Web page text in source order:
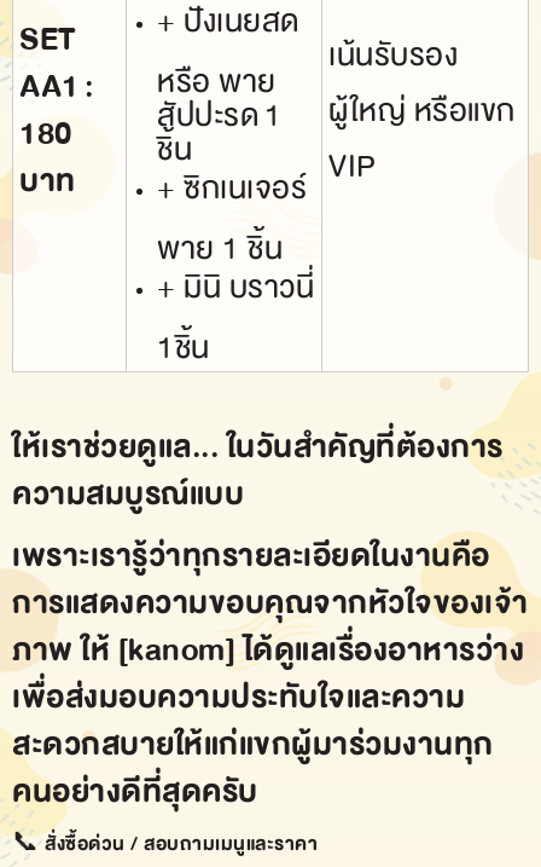
SET
AA1 :
180
บาท
+ ปังเนยสด
หรือ พาย
สัปปะรด 1
ชิ้น
+ ซิกเนเจอร์
พาย 1 ชิ้น
+ มินิ บราวนี่
1ชิ้น
เน้นรับรอง
ผู้ใหญ่ หรือแขก
VIP
ให้เราช่วยดูแล... ในวันสำคัญที่ต้องการ
ความสมบูรณ์แบบ
เพราะเรารู้ว่าทุกรายละเอียดในงานคือ
การแสดงความขอบคุณจากหัวใจของเจ้า
ภาพ ให้ [kanom]ได้ดูแลเรื่องอาหารว่าง
เพื่อส่งมอบความประทับใจและความ
สะดวกสบายให้แก่แขกผู้มาร่วมงานทุก
คนอย่างดีที่สุดครับ
📞 สั่งซื้อด่วน / สอบถามเมนูและราคา